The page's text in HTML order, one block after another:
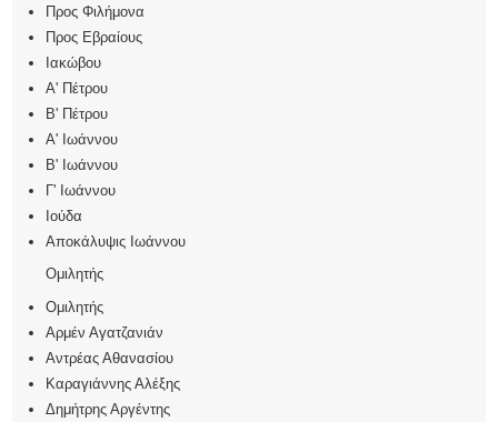
Προς Φιλήμονα
Προς Εβραίους
Ιακώβου
Α' Πέτρου
Β' Πέτρου
Α' Ιωάννου
Β' Ιωάννου
Γ' Ιωάννου
Ιούδα
Αποκάλυψις Ιωάννου
Ομιλητής
Ομιλητής
Αρμέν Αγατζανιάν
Αντρέας Αθανασίου
Καραγιάννης Αλέξης
Δημήτρης Αργέντης